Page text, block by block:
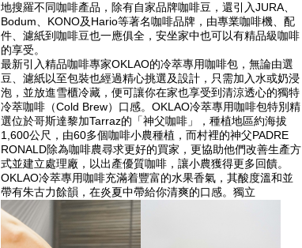
地搜羅不同咖啡產品，除有自家品牌咖啡豆，還引入JURA、
Bodum、KONO及Hario等著名咖啡品牌，由專業咖啡機、配
件、濾紙到咖啡豆也一應俱全，安坐家中也可以有精品級咖啡
的享受。
最新引入精品咖啡專家OKLAO的冷萃專用咖啡包，無論由選
豆、濾紙以至包裝也經過精心挑選及設計，只需加入水或奶浸
泡，並放進雪櫃冷藏，便可讓你在家也享受到清涼透心的獨特
冷萃咖啡（Cold Brew）口感。OKLAO冷萃專用咖啡包特別精
選位於哥斯達黎加Tarraz的「神父咖啡」，種植地區約海拔
1,600公尺，由60多個咖啡小農種植，而村裡的神父PADRE
RONALD除為咖啡農尋求更好的買家，更協助他們改善生產方
式並建立處理廠，以出產優質咖啡，讓小農獲得更多回饋。
OKLAO冷萃專用咖啡充滿着豐富的水果香氣，其酸度溫和並
帶有朱古力餘韻，在炎夏中帶給你清爽的口感。獨立